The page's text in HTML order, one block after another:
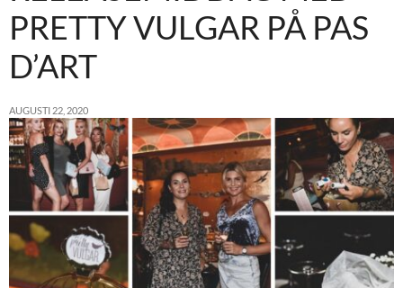
PRETTY VULGAR PÅ PAS
D’ART
AUGUSTI 22, 2020